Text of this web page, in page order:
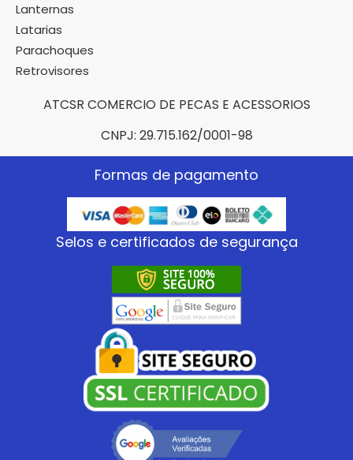
Lanternas
Latarias
Parachoques
Retrovisores
ATCSR COMERCIO DE PECAS E ACESSORIOS
CNPJ: 29.715.162/0001-98
Formas de pagamento
Selos e certificados de segurança